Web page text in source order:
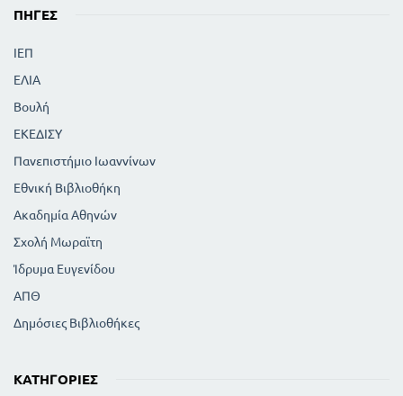
ΠΗΓΈΣ
ΙΕΠ
ΕΛΙΑ
Βουλή
ΕΚΕΔΙΣΥ
Πανεπιστήμιο Ιωαννίνων
Εθνική Βιβλιοθήκη
Ακαδημία Αθηνών
Σχολή Μωραϊτη
Ίδρυμα Ευγενίδου
ΑΠΘ
Δημόσιες Βιβλιοθήκες
ΚΑΤΗΓΟΡΊΕΣ